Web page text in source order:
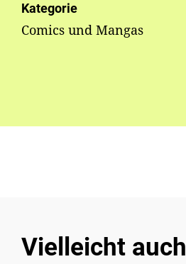
Kategorie
Comics und Mangas
Vielleicht auch